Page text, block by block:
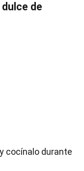
de
cocínalo durante